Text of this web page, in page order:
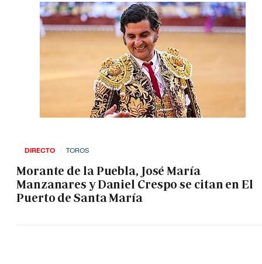
DIRECTO TOROS
Morante de la Puebla, José María
Manzanares y Daniel Crespo se citan en El
Puerto de Santa María